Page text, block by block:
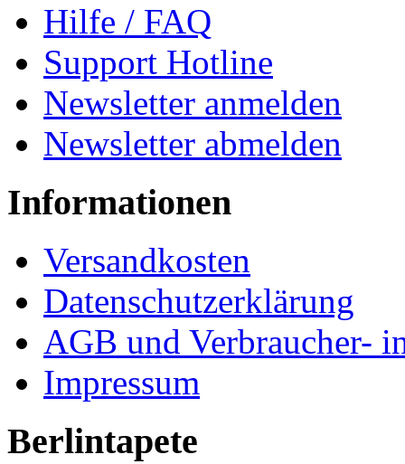
Hilfe / FAQ
Support Hotline
Newsletter anmelden
Newsletter abmelden
Informationen
Versandkosten
Datenschutzerklärung
AGB und Verbraucher-
Impressum
Berlintapete